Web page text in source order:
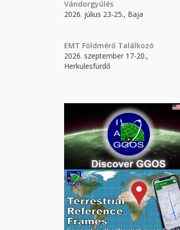
Vándorgyűlés
2026. július 23-25., Baja
EMT Földmérő Találkozó
2026. szeptember 17-20.,
Herkulesfürdő